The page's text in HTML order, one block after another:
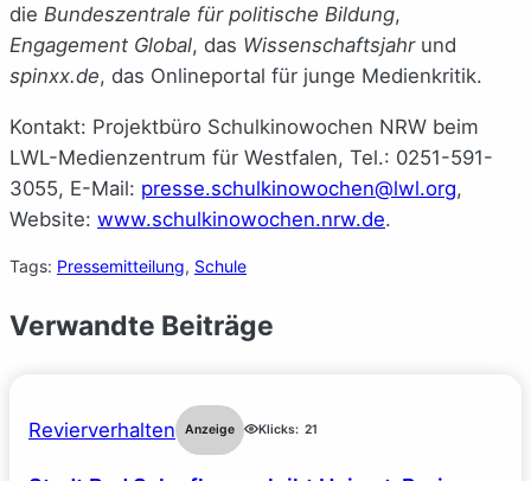
die Bundeszentrale für politische Bildung,
Engagement Global, das Wissenschaftsjahr und
spinxx.de, das Onlineportal für junge Medienkritik.
Kontakt: Projektbüro Schulkinowochen NRW beim
LWL-Medienzentrum für Westfalen, Tel.: 0251-591-
3055, E-Mail: presse.schulkinowochen@lwl.org,
Website: www.schulkinowochen.nrw.de.
Tags: Pressemitteilung, Schule
Verwandte Beiträge
Revierverhalten Anzeige Klicks: 21